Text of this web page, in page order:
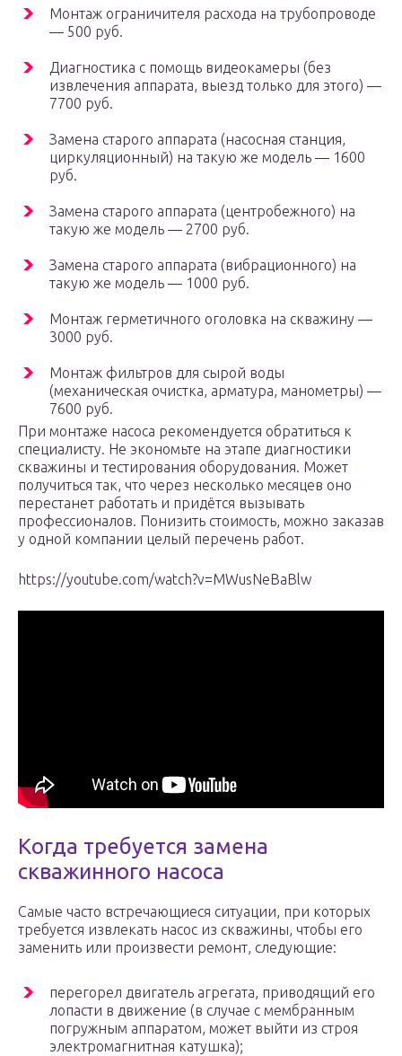
Монтаж ограничителя расхода на трубопроводе
— 500 руб.
Диагностика с помощь видеокамеры (без
извлечения аппарата, выезд только для этого) —
7700 руб.
Замена старого аппарата (насосная станция,
циркуляционный) на такую же модель — 1600
руб.
Замена старого аппарата (центробежного) на
такую же модель — 2700 руб.
Замена старого аппарата (вибрационного) на
такую же модель — 1000 руб.
Монтаж герметичного оголовка на скважину —
3000 руб.
Монтаж фильтров для сырой воды
(механическая очистка, арматура, манометры) —
7600 руб.
При монтаже насоса рекомендуется обратиться к
специалисту. Не экономьте на этапе диагностики
скважины и тестирования оборудования. Может
получиться так, что через несколько месяцев оно
перестанет работать и придётся вызывать
профессионалов. Понизить стоимость, можно заказав
у одной компании целый перечень работ.
https://youtube.com/watch?v=MWusNeBaBlw
Когда требуется замена
скважинного насоса
Самые часто встречающиеся ситуации, при которых
требуется извлекать насос из скважины, чтобы его
заменить или произвести ремонт, следующие:
перегорел двигатель агрегата, приводящий его
лопасти в движение (в случае с мембранным
погружным аппаратом, может выйти из строя
электромагнитная катушка);